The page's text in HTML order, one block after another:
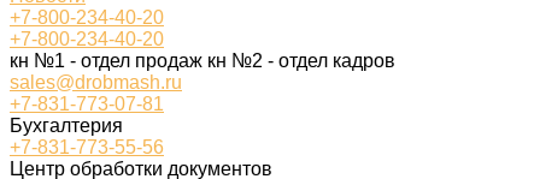
+7-800-234-40-20
+7-800-234-40-20
кн №1 - отдел продаж кн №2 - отдел кадров
sales@drobmash.ru
+7-831-773-07-81
Бухгалтерия
+7-831-773-55-56
Центр обработки документов